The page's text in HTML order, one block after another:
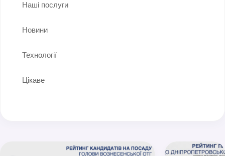
Наші послуги
Новини
Технології
Цікаве